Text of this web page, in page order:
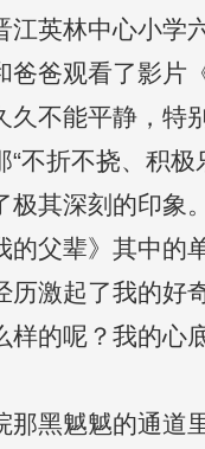
英林中心小学六
爸观看了影片
久不能平静，特
“不折不挠、积极
其深刻的印象
的父辈》其中的
历激起了我的好
样的呢？我的心
黑魆魆的通道